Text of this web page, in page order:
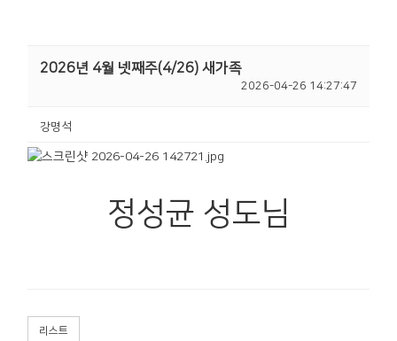
2026년 4월 넷째주(4/26) 새가족
2026-04-26 14:27:47
강명석
정성균 성도님
리스트